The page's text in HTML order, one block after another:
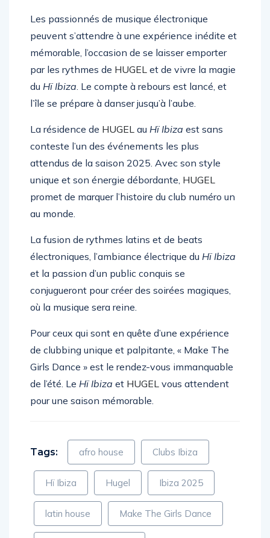
Les passionnés de musique électronique
peuvent s’attendre à une expérience inédite et
mémorable, l’occasion de se laisser emporter
par les rythmes de HUGEL et de vivre la magie
du Hï Ibiza. Le compte à rebours est lancé, et
l’île se prépare à danser jusqu’à l’aube.
La résidence de HUGEL au Hï Ibiza est sans
conteste l’un des événements les plus
attendus de la saison 2025. Avec son style
unique et son énergie débordante, HUGEL
promet de marquer l’histoire du club numéro un
au monde.
La fusion de rythmes latins et de beats
électroniques, l’ambiance électrique du Hï Ibiza
et la passion d’un public conquis se
conjugueront pour créer des soirées magiques,
où la musique sera reine.
Pour ceux qui sont en quête d’une expérience
de clubbing unique et palpitante, « Make The
Girls Dance » est le rendez-vous immanquable
de l’été. Le Hï Ibiza et HUGEL vous attendent
pour une saison mémorable.
Tags: afro house Clubs Ibiza
Hï Ibiza Hugel Ibiza 2025
latin house Make The Girls Dance